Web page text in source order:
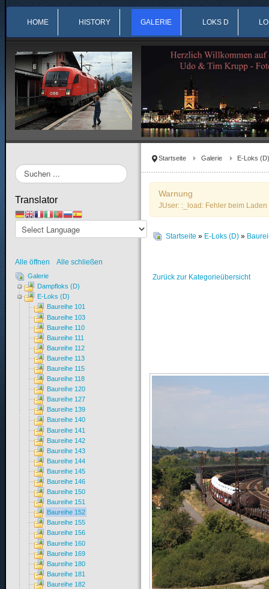
HOME HISTORY GALERIE LOKS D
Startseite Galerie E-Loks (D)
Warnung
JUser: :_load: Fehler beim
Startseite » E-Loks (D) »
Zurück zur Kategorieübersicht
Suchen
...
Translator
Alle öffnen Alle schließen
Galerie
Dampfloks (D)
E-Loks (D)
Baureihe 101
Baureihe 103
Baureihe 110
Baureihe 111
Baureihe 112
Baureihe 113
Baureihe 115
Baureihe 118
Baureihe 120
Baureihe 127
Baureihe 139
Baureihe 140
Baureihe 141
Baureihe 142
Baureihe 143
Baureihe 144
Baureihe 145
Baureihe 146
Baureihe 150
Baureihe 151
Baureihe 152
Baureihe 155
Baureihe 156
Baureihe 160
Baureihe 169
Baureihe 180
Baureihe 181
Baureihe 182